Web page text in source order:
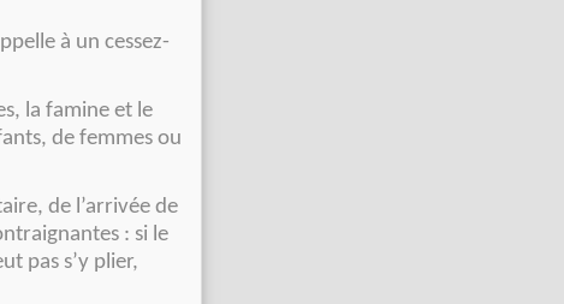
à un cessez-
la famine et le
de femmes ou
de l’arrivée de
: si le
pas s’y plier,